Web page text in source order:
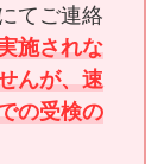
てご連絡
施されな
んが、速
の受検の